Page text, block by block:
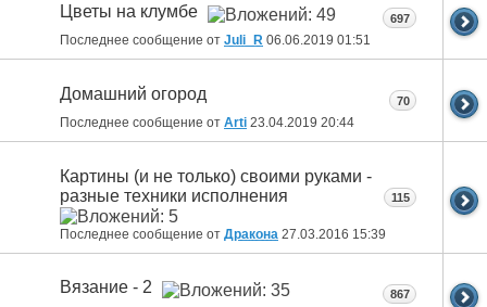
Цветы на клумбе
Последнее сообщение от Juli_R 06.06.2019 01:51
697
Домашний огород
Последнее сообщение от Arti 23.04.2019 20:44
70
Картины (и не только) своими руками -
разные техники исполнения
Последнее сообщение от Дракона 27.03.2016 15:39
115
Вязание - 2 867